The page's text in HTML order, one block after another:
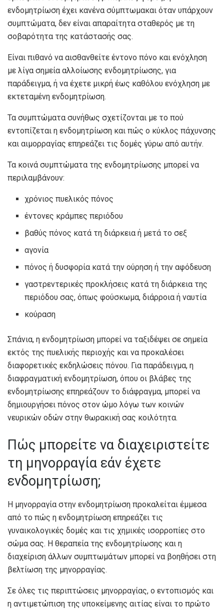
ενδομητρίωση έχει κανένα σύμπτωμακαι όταν υπάρχουν
συμπτώματα, δεν είναι απαραίτητα σταθερός με τη
σοβαρότητα της κατάστασής σας.
Είναι πιθανό να αισθανθείτε έντονο πόνο και ενόχληση
με λίγα σημεία αλλοίωσης ενδομητρίωσης, για
παράδειγμα, ή να έχετε μικρή έως καθόλου ενόχληση με
εκτεταμένη ενδομητρίωση.
Τα συμπτώματα συνήθως σχετίζονται με το πού
εντοπίζεται η ενδομητρίωση και πώς ο κύκλος πάχυνσης
και αιμορραγίας επηρεάζει τις δομές γύρω από αυτήν.
Τα κοινά συμπτώματα της ενδομητρίωσης μπορεί να
περιλαμβάνουν:
χρόνιος πυελικός πόνος
έντονες κράμπες περιόδου
βαθύς πόνος κατά τη διάρκεια ή μετά το σεξ
αγονία
πόνος ή δυσφορία κατά την ούρηση ή την αφόδευση
γαστρεντερικές προκλήσεις κατά τη διάρκεια της
περιόδου σας, όπως φούσκωμα, διάρροια ή ναυτία
κούραση
Σπάνια, η ενδομητρίωση μπορεί να ταξιδέψει σε σημεία
εκτός της πυελικής περιοχής και να προκαλέσει
διαφορετικές εκδηλώσεις πόνου. Για παράδειγμα, η
διαφραγματική ενδομητρίωση, όπου οι βλάβες της
ενδομητρίωσης επηρεάζουν το διάφραγμα, μπορεί να
δημιουργήσει πόνος στον ώμο λόγω των κοινών
νευρικών οδών στην θωρακική σας κοιλότητα.
Πώς μπορείτε να διαχειριστείτε
τη μηνορραγία εάν έχετε
ενδομητρίωση;
Η μηνορραγία στην ενδομητρίωση προκαλείται έμμεσα
από το πώς η ενδομητρίωση επηρεάζει τις
γυναικολογικές δομές και τις χημικές ισορροπίες στο
σώμα σας. Η θεραπεία της ενδομητρίωσης και η
διαχείριση άλλων συμπτωμάτων μπορεί να βοηθήσει στη
βελτίωση της μηνορραγίας.
Σε όλες τις περιπτώσεις μηνορραγίας, ο εντοπισμός και
η αντιμετώπιση της υποκείμενης αιτίας είναι το πρώτο